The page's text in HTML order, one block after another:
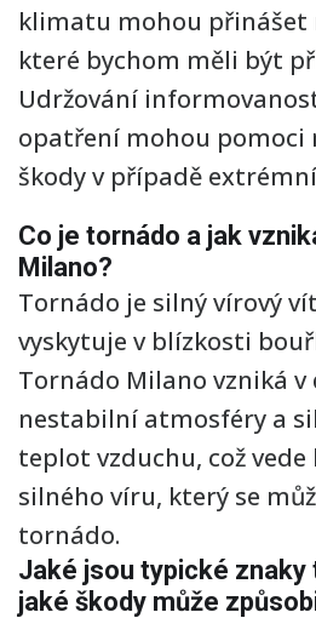
klimatu mohou přinášet
které bychom měli být
Udržování
opatření mohou
škody v případě
Co je tornádo a jak
Milano?
Tornádo je silný vírový
vyskytuje v blízkosti
Tornádo Milano vzniká v
nestabilní atmosféry a
teplot vzduchu, což vede
silného víru, který se
tornádo.
Jaké jsou typické znaky
jaké škody může